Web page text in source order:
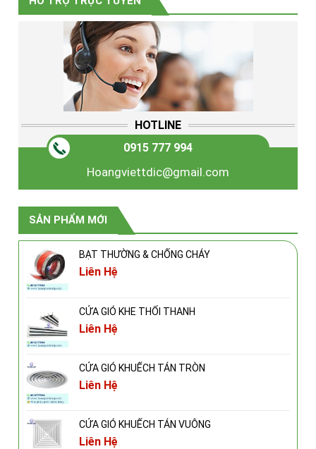
HOTLINE
0915 777 994
Hoangviettdic@gmail.com
SẢN PHẨM MỚI
BẠT THƯỜNG & CHỐNG CHÁY
Liên Hệ
CỬA GIÓ KHE THỔI THANH
Liên Hệ
CỬA GIÓ KHUẾCH TÁN TRÒN
Liên Hệ
CỬA GIÓ KHUẾCH TÁN VUÔNG
Liên Hệ